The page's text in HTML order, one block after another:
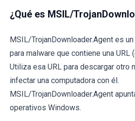
¿Qué es MSIL/
MSIL/TrojanDownloader.Agent es
para malware que contiene una URL
Utiliza esa URL para descargar otro
infectar una computadora con él.
MSIL/TrojanDownloader.Agent
operativos Windows.